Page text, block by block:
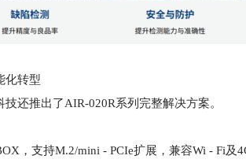
化转型
还推出了AIR-020R系列完整解决方案。
，支持M.2/mini - PCIe扩展，兼容Wi - Fi